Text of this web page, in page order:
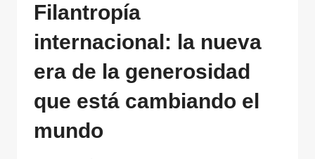
Filantropía
internacional: la nueva
era de la generosidad
que está cambiando el
mundo